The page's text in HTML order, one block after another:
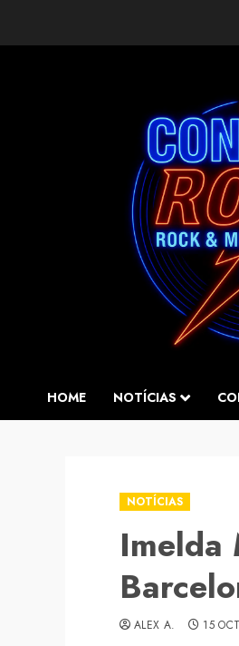
HOME NOTÍCIAS
NOTÍCIAS
Imelda
ALEX A. 15